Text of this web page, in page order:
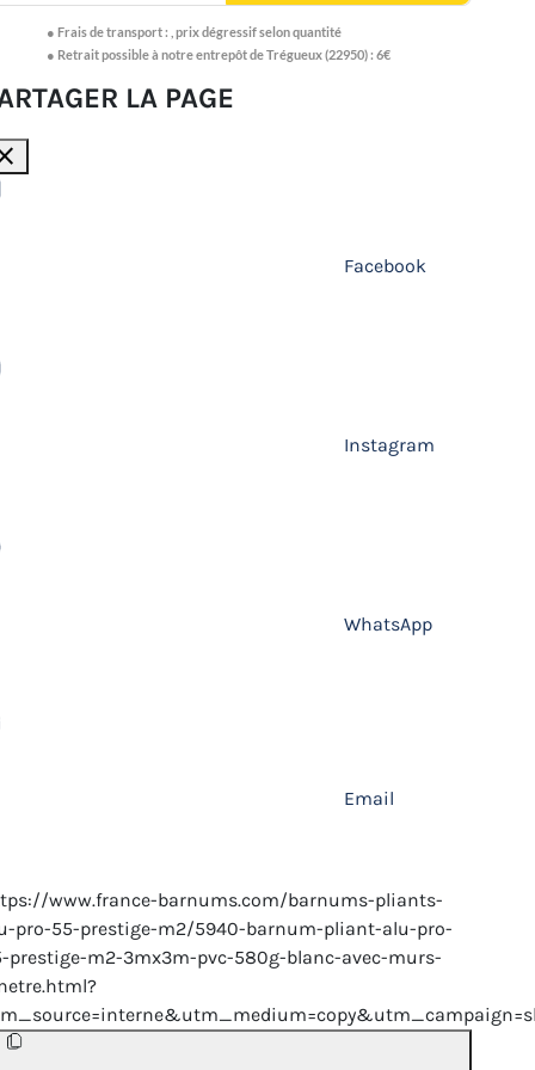
●Frais de transport : ,prix dégressif selon quantité
● Retrait possible à notre entrepôt de Trégueux (22950) : 6€
LA PAGE
Facebook
Instagram
WhatsApp
Email
www.france-barnums.com/barnums-pliants-
pro-55-prestige-m2/5940-barnum-pliant-alu-pro-
prestige-m2-3mx3m-pvc-580g-blanc-avec-murs-